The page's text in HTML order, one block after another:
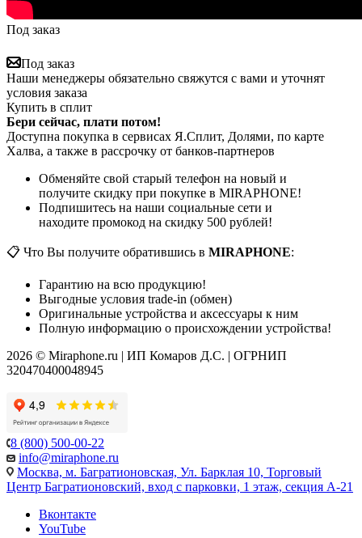
Под заказ
Под заказ
Наши менеджеры обязательно свяжутся с вами и уточнят
условия заказа
Купить в сплит
Бери сейчас, плати потом!
Доступна покупка в сервисах Я.Сплит, Долями, по карте
Халва, а также в рассрочку от банков-партнеров
Обменяйте свой старый телефон на новый и
получите скидку при покупке в MIRAPHONE!
Подпишитесь на наши социальные сети и
находите промокод на скидку 500 рублей!
📋 Что Вы получите обратившись в MIRAPHONE:
Гарантию на всю продукцию!
Выгодные условия trade-in (обмен)
Оригинальные устройства и аксессуары к ним
Полную информацию о происхождении устройства!
2026 © Miraphone.ru | ИП Комаров Д.С. | ОГРНИП
320470400048945
8 (800) 500-00-22
info@miraphone.ru
Москва, м. Багратионовская, Ул. Барклая 10, Торговый
Центр Багратионовский, вход с парковки, 1 этаж, секция А-21
Вконтакте
YouTube